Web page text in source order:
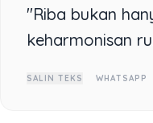
"Riba bukan
keharmonisan
SALIN TEKS WHATSAPP